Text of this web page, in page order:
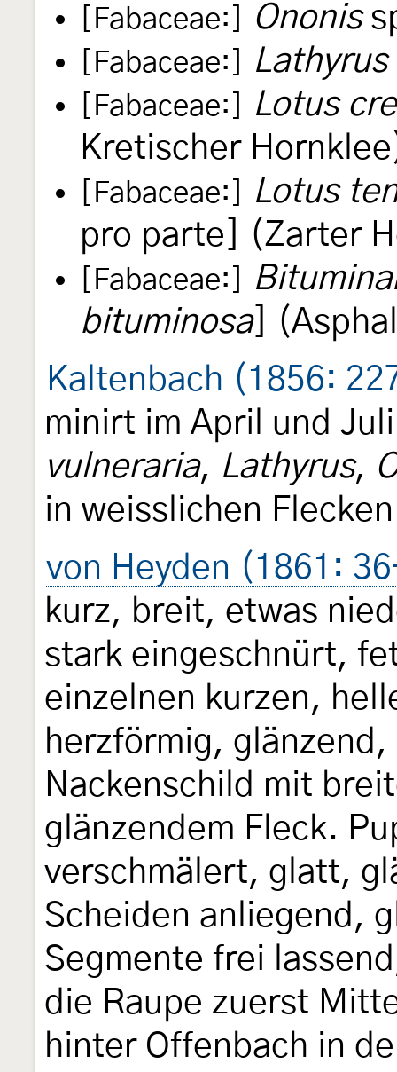
[Fabaceae:] Ononis
[Fabaceae:] Lathyrus
[Fabaceae:]
Lotus
Kretischer
[Fabaceae:]
Lotus
pro parte] (Zarter
[Fabaceae:]
bituminosa]
Kaltenbach (1856:
minirt im April und
vulneraria, Lathyrus,
in weisslichen
von Heyden (1861:
kurz, breit, etwas
stark eingeschnürt,
einzelnen kurzen,
herzförmig,
Nackenschild mit
glänzendem Fleck.
verschmälert, glatt,
Scheiden anliegend,
Segmente frei
die Raupe zuerst
hinter Offenbach in